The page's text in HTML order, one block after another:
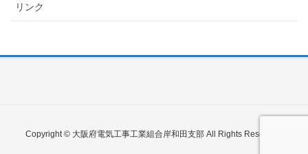
リンク
Copyright © 大阪府電気工事工業組合岸和田支部 All Rights Reserved.